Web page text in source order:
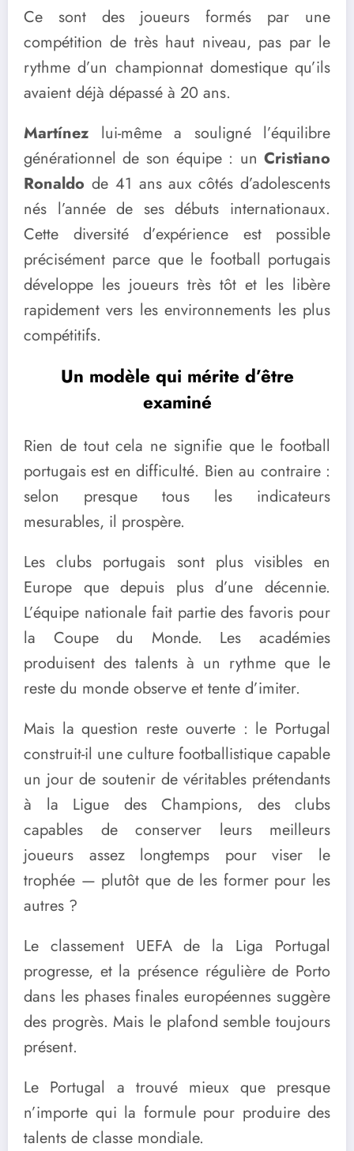
Ce sont des joueurs formés par une
compétition de très haut niveau, pas par le
rythme d’un championnat domestique qu’ils
avaient déjà dépassé à 20 ans.
Martínez lui-même a souligné l’équilibre
générationnel de son équipe : un Cristiano
Ronaldo de 41 ans aux côtés d’adolescents
nés l’année de ses débuts internationaux.
Cette diversité d’expérience est possible
précisément parce que le football portugais
développe les joueurs très tôt et les libère
rapidement vers les environnements les plus
compétitifs.
Un modèle qui mérite d’être
examiné
Rien de tout cela ne signifie que le football
portugais est en difficulté. Bien au contraire :
selon presque tous les indicateurs
mesurables, il prospère.
Les clubs portugais sont plus visibles en
Europe que depuis plus d’une décennie.
L’équipe nationale fait partie des favoris pour
la Coupe du Monde. Les académies
produisent des talents à un rythme que le
reste du monde observe et tente d’imiter.
Mais la question reste ouverte : le Portugal
construit-il une culture footballistique capable
un jour de soutenir de véritables prétendants
à la Ligue des Champions, des clubs
capables de conserver leurs meilleurs
joueurs assez longtemps pour viser le
trophée — plutôt que de les former pour les
autres ?
Le classement UEFA de la Liga Portugal
progresse, et la présence régulière de Porto
dans les phases finales européennes suggère
des progrès. Mais le plafond semble toujours
présent.
Le Portugal a trouvé mieux que presque
n’importe qui la formule pour produire des
talents de classe mondiale.